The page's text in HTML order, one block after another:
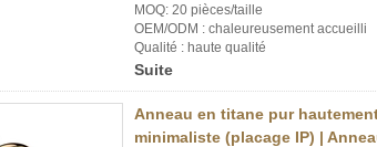
MOQ: 20 pièces/taille
OEM/ODM : chaleureusement accueilli
Qualité : haute qualité
Suite
Anneau en titane pur
minimaliste (placage IP) |